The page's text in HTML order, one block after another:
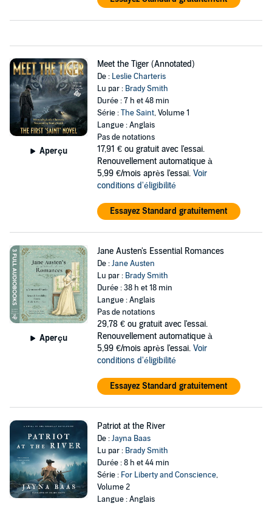
Aperçu
Meet the Tiger (Annotated)
De : Leslie Charteris
Lu par : Brady Smith
Durée : 7 h et 48 min
Série :The Saint, Volume 1
Langue : Anglais
Pas de notations
17,91 € ou gratuit avec l'essai.
Renouvellement automatique à
5,99 €/mois après l'essai. Voir
conditions d'éligibilité
Essayez Standard gratuitement
Aperçu
Jane Austen's Essential Romances
De :Jane Austen
Lu par : Brady Smith
Durée : 38 h et 18 min
Langue : Anglais
Pas de notations
29,78 € ou gratuit avec l'essai.
Renouvellement automatique à
5,99 €/mois après l'essai. Voir
conditions d'éligibilité
Essayez Standard gratuitement
Patriot at the River
De :Jayna Baas
Lu par : Brady Smith
Durée : 8 h et 44 min
Série : For Liberty and Conscience,
Volume 2
Langue : Anglais